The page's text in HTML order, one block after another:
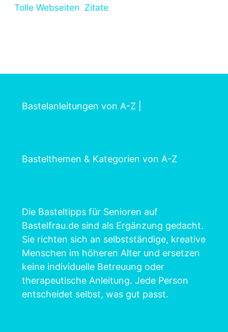
Tolle Webseiten Zitate
Bastelanleitungen von A-Z
Bastelthemen & Kategorien von A-Z
Die Basteltipps für Senioren auf
Bastelfrau.de sind als Ergänzung gedacht.
Sie richten sich an selbstständige, kreative
Menschen im höheren Alter und ersetzen
keine individuelle Betreuung oder
therapeutische Anleitung. Jede Person
entscheidet selbst, was gut passt.